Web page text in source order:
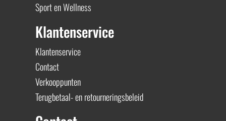
Sport en Wellness
Klantenservice
Klantenservice
Contact
Verkooppunten
Terugbetaal- en retourneringsbeleid